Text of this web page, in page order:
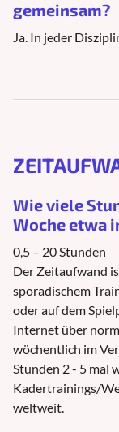
gemeinsam?
Ja. In jeder
Wie viele
Woche etwa
0,5 – 20 Stunden
Der Zeitaufwand
sporadischem
oder auf dem
Internet über
wöchentlich im
Stunden 2 - 5 mal
Kadertrainings/
weltweit.